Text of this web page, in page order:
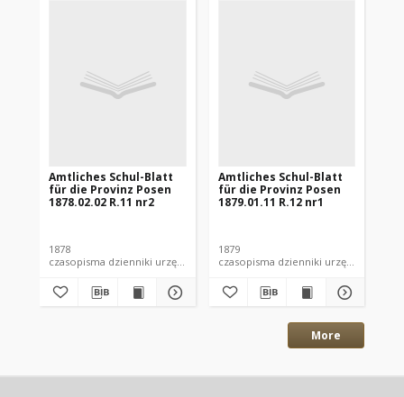
Amtliches Schul-Blatt
für die Provinz Posen
1878.02.02 R.11 nr2
1878
czasopisma dzienniki urzędowe
Amtliches Schul-Blatt
für die Provinz Posen
1879.01.11 R.12 nr1
1879
czasopisma dzienniki urzędowe
More